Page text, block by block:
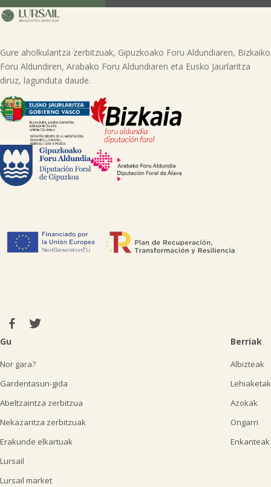
(GARAIOLTZA, 23 zk., 48196 LEZAMA-BIZKAIA), erabili nahi duen eskubidea
adieraziz edo helbide honetara mezua bidaliz: lursail@lursailkoop.eus.
Informazio gehigarria lor dezakezu gure web orrian.
Gure aholkularitza zerbitzuak, Gipuzkoako Foru Aldundiaren, Bizkaiko
Foru Aldundiren, Arabako Foru Aldundiaren eta Eusko Jaurlaritza
diruz, lagunduta daude.
Gu
Nor gara?
Gardentasun-gida
Abeltzaintza zerbitzua
Nekazaritza zerbitzuak
Erakunde elkartuak
Lursail
Lursail market
Berriak
Albizteak
Lehiaketak
Azokak
Ongarri
Enkanteak